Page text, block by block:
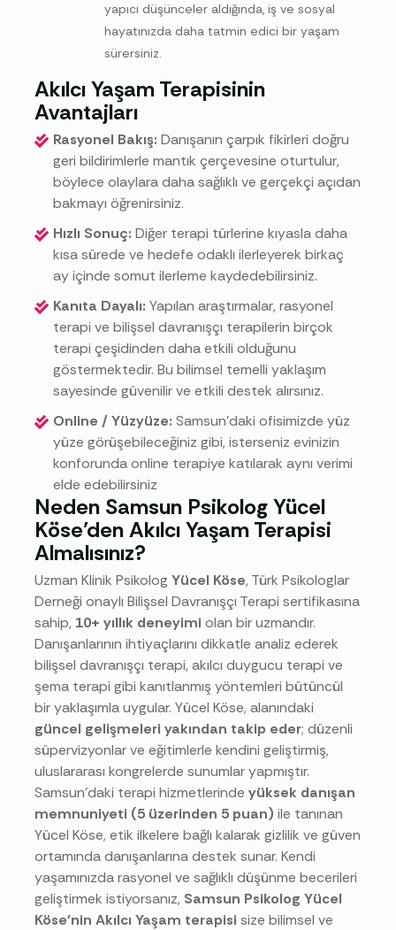
yapıcı düşünceler aldığında, iş ve sosyal
hayatınızda daha tatmin edici bir yaşam
sürersiniz.
Akılcı Yaşam Terapisinin
Avantajları
Rasyonel Bakış: Danışanın çarpık fikirleri doğru
geri bildirimlerle mantık çerçevesine oturtulur,
böylece olaylara daha sağlıklı ve gerçekçi açıdan
bakmayı öğrenirsiniz.
Hızlı Sonuç: Diğer terapi türlerine kıyasla daha
kısa sürede ve hedefe odaklı ilerleyerek birkaç
ay içinde somut ilerleme kaydedebilirsiniz.
Kanıta Dayalı: Yapılan araştırmalar, rasyonel
terapi ve bilişsel davranışçı terapilerin birçok
terapi çeşidinden daha etkili olduğunu
göstermektedir. Bu bilimsel temelli yaklaşım
sayesinde güvenilir ve etkili destek alırsınız.
Online / Yüzyüze: Samsun’daki ofisimizde yüz
yüze görüşebileceğiniz gibi, isterseniz evinizin
konforunda online terapiye katılarak aynı verimi
elde edebilirsiniz
Neden Samsun Psikolog Yücel
Köse’den Akılcı Yaşam Terapisi
Almalısınız?
Uzman Klinik Psikolog Yücel Köse, Türk Psikologlar
Derneği onaylı Bilişsel Davranışçı Terapi sertifikasına
sahip, 10+ yıllık deneyimi olan bir uzmandır.
Danışanlarının ihtiyaçlarını dikkatle analiz ederek
bilişsel davranışçı terapi, akılcı duygucu terapi ve
şema terapi gibi kanıtlanmış yöntemleri bütüncül
bir yaklaşımla uygular. Yücel Köse, alanındaki
güncel gelişmeleri yakından takip eder; düzenli
süpervizyonlar ve eğitimlerle kendini geliştirmiş,
uluslararası kongrelerde sunumlar yapmıştır.
Samsun’daki terapi hizmetlerinde yüksek danışan
memnuniyeti (5 üzerinden 5 puan) ile tanınan
Yücel Köse, etik ilkelere bağlı kalarak gizlilik ve güven
ortamında danışanlarına destek sunar. Kendi
yaşamınızda rasyonel ve sağlıklı düşünme becerileri
geliştirmek istiyorsanız, Samsun Psikolog Yücel
Köse’nin Akılcı Yaşam terapisi size bilimsel ve